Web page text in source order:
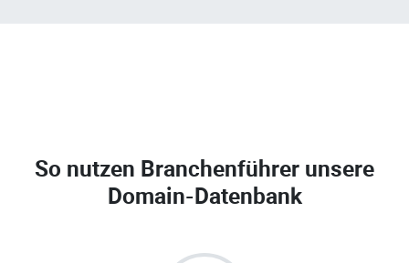
So nutzen Branchenführer unsere
Domain-Datenbank